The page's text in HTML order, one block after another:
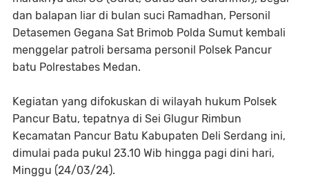
dan balapan liar di bulan suci Ramadhan, Personil
Detasemen Gegana Sat Brimob Polda Sumut kembali
menggelar patroli bersama personil Polsek Pancur
batu Polrestabes Medan.
Kegiatan yang difokuskan di wilayah hukum Polsek
Pancur Batu, tepatnya di Sei Glugur Rimbun
Kecamatan Pancur Batu Kabupaten Deli Serdang ini,
dimulai pada pukul 23.10 Wib hingga pagi dini hari,
Minggu (24/03/24).